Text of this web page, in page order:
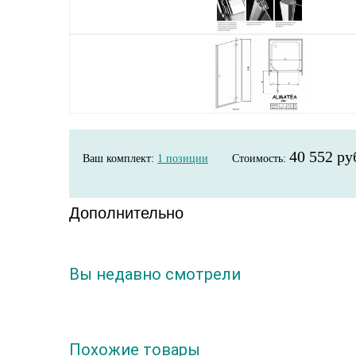
Ваш комплект: 1 позиции Стоимость: 40 552
Дополнительно
Вы недавно смотрели
Похожие товары